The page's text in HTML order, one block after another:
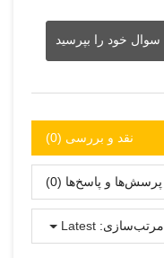
سوال خود را بپرسید
نقد و بررسی‌‌ (0)
پرسش‌ها و پاسخ‌ها (0)
مرتب‌سازی: Latest